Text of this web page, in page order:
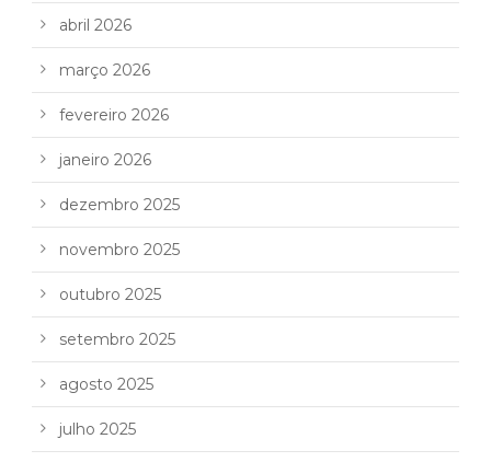
abril 2026
março 2026
fevereiro 2026
janeiro 2026
dezembro 2025
novembro 2025
outubro 2025
setembro 2025
agosto 2025
julho 2025